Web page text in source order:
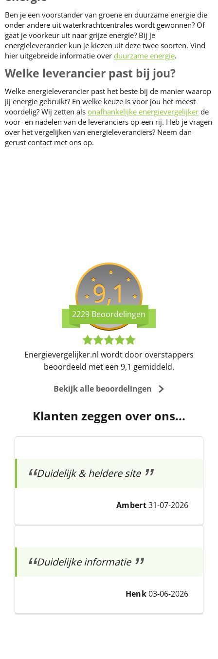
Ben je een voorstander van groene en duurzame energie die
onder andere uit waterkrachtcentrales wordt gewonnen? Of
gaat je voorkeur uit naar grijze energie? Bij je
energieleverancier kun je kiezen uit deze twee soorten. Vind
hier uitgebreide informatie over duurzame energie.
Welke leverancier past bij jou?
Welke energieleverancier past het beste bij de manier waarop
jij energie gebruikt? En welke keuze is voor jou het meest
voordelig? Wij zetten als onafhankelijke energievergelijker de
voor- en nadelen van de leveranciers op een rij. Heb je vragen
over het vergelijken van energieleveranciers? Neem dan
gerust contact met ons op.
9,1
2229 Beoordelingen
Energievergelijker.nl wordt door overstappers
beoordeeld met een 9,1 gemiddeld.
Bekijk alle beoordelingen
Klanten zeggen over ons...
Duidelijk & heldere site
Ambert31-07-2026
Duidelijke informatie
Henk03-06-2026